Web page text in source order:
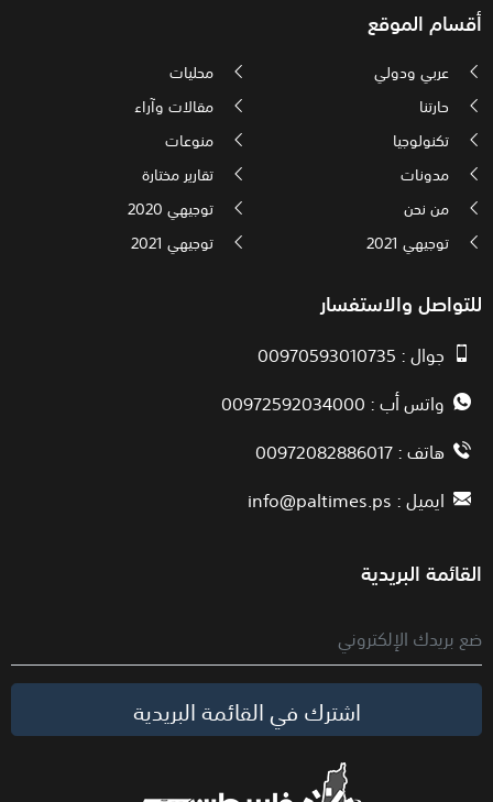
أقسام الموقع
عربي ودولي
محليات
حارتنا
مقالات وآراء
تكنولوجيا
منوعات
مدونات
تقارير مختارة
من نحن
توجيهي 2020
توجيهي 2021
توجيهي 2021
للتواصل والاستفسار
جوال : 00970593010735
واتس أب : 00972592034000
هاتف : 00972082886017
ايميل :info@paltimes.ps
القائمة البريدية
اشترك في القائمة البريدية